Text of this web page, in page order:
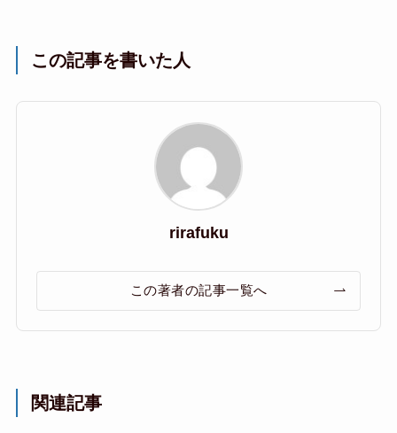
この記事を書いた人
rirafuku
この著者の記事一覧へ
関連記事